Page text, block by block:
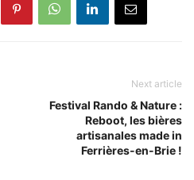
Next article
Festival Rando & Nature :
Reboot, les bières
artisanales made in
Ferrières-en-Brie !